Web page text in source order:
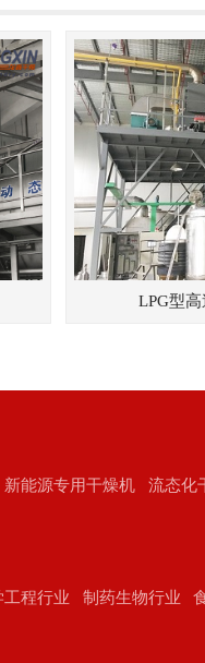
LPG型
新能源专用干燥机 流态化
工程行业 制药生物行业